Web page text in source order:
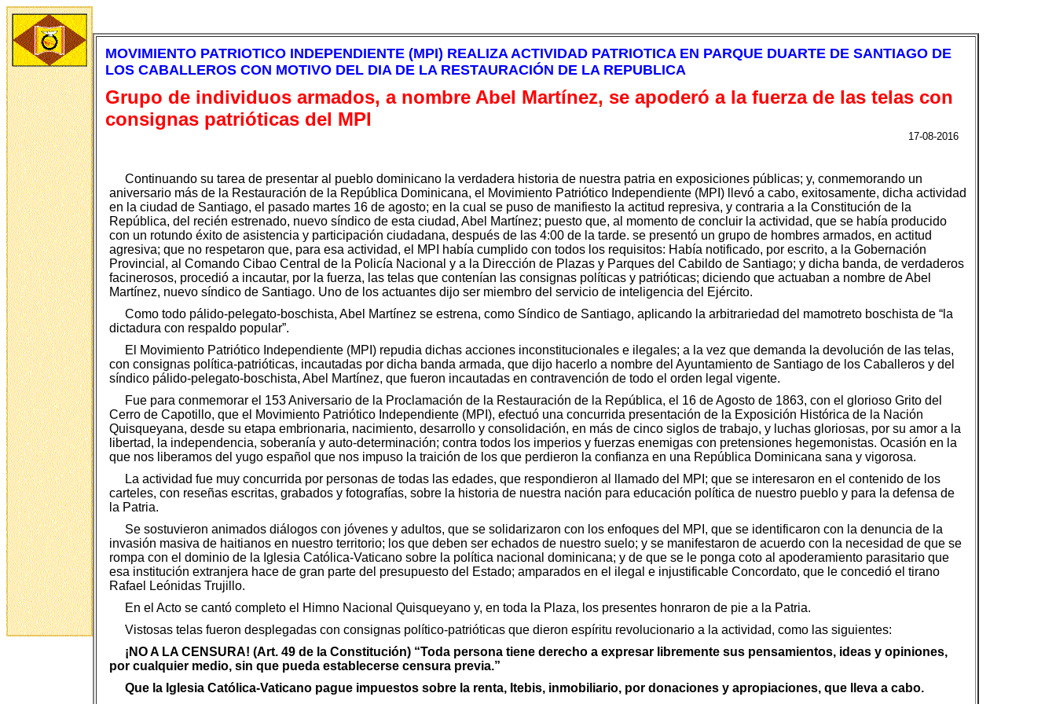
MOVIMIENTO PATRIOTICO INDEPENDIENTE (MPI) REALIZA ACTIVIDAD PATRIOTICA EN PARQUE DUARTE DE SANTIAGO DE
LOS CABALLEROS CON MOTIVO DEL DIA DE LA RESTAURACIÓN DE LA REPUBLICA
Grupo de individuos armados, a nombre Abel Martínez, se apoderó a la fuerza de las telas con
consignas patrióticas del MPI
17-08-2016
Continuando su tarea de presentar al pueblo dominicano la verdadera historia de nuestra patria en exposiciones públicas; y, conmemorando un
aniversario más de la Restauración de la República Dominicana, el Movimiento Patriótico Independiente (MPI) llevó a cabo, exitosamente, dicha actividad
en la ciudad de Santiago, el pasado martes 16 de agosto; en la cual se puso de manifiesto la actitud represiva, y contraria a la Constitución de la
República, del recién estrenado, nuevo síndico de esta ciudad, Abel Martínez; puesto que, al momento de concluir la actividad, que se había producido
con un rotundo éxito de asistencia y participación ciudadana, después de las 4:00 de la tarde. se presentó un grupo de hombres armados, en actitud
agresiva; que no respetaron que, para esa actividad, el MPI había cumplido con todos los requisitos: Había notificado, por escrito, a la Gobernación
Provincial, al Comando Cibao Central de la Policía Nacional y a la Dirección de Plazas y Parques del Cabildo de Santiago; y dicha banda, de verdaderos
facinerosos, procedió a incautar, por la fuerza, las telas que contenían las consignas políticas y patrióticas; diciendo que actuaban a nombre de Abel
Martínez, nuevo síndico de Santiago. Uno de los actuantes dijo ser miembro del servicio de inteligencia del Ejército.
Como todo pálido-pelegato-boschista, Abel Martínez se estrena, como Síndico de Santiago, aplicando la arbitrariedad del mamotreto boschista de “la
dictadura con respaldo popular”.
El Movimiento Patriótico Independiente (MPI) repudia dichas acciones inconstitucionales e ilegales; a la vez que demanda la devolución de las telas,
con consignas política-patrióticas, incautadas por dicha banda armada, que dijo hacerlo a nombre del Ayuntamiento de Santiago de los Caballeros y del
síndico pálido-pelegato-boschista, Abel Martínez, que fueron incautadas en contravención de todo el orden legal vigente.
Fue para conmemorar el 153 Aniversario de la Proclamación de la Restauración de la República, el 16 de Agosto de 1863, con el glorioso Grito del
Cerro de Capotillo, que el Movimiento Patriótico Independiente (MPI), efectuó una concurrida presentación de la Exposición Histórica de la Nación
Quisqueyana, desde su etapa embrionaria, nacimiento, desarrollo y consolidación, en más de cinco siglos de trabajo, y luchas gloriosas, por su amor a la
libertad, la independencia, soberanía y auto-determinación; contra todos los imperios y fuerzas enemigas con pretensiones hegemonistas. Ocasión en la
que nos liberamos del yugo español que nos impuso la traición de los que perdieron la confianza en una República Dominicana sana y vigorosa.
La actividad fue muy concurrida por personas de todas las edades, que respondieron al llamado del MPI; que se interesaron en el contenido de los
carteles, con reseñas escritas, grabados y fotografías, sobre la historia de nuestra nación para educación política de nuestro pueblo y para la defensa de
la Patria.
Se sostuvieron animados diálogos con jóvenes y adultos, que se solidarizaron con los enfoques del MPI, que se identificaron con la denuncia de la
invasión masiva de haitianos en nuestro territorio; los que deben ser echados de nuestro suelo; y se manifestaron de acuerdo con la necesidad de que se
rompa con el dominio de la Iglesia Católica-Vaticano sobre la política nacional dominicana; y de que se le ponga coto al apoderamiento parasitario que
esa institución extranjera hace de gran parte del presupuesto del Estado; amparados en el ilegal e injustificable Concordato, que le concedió el tirano
Rafael Leónidas Trujillo.
En el Acto se cantó completo el Himno Nacional Quisqueyano y, en toda la Plaza, los presentes honraron de pie a la Patria.
Vistosas telas fueron desplegadas con consignas político-patrióticas que dieron espíritu revolucionario a la actividad, como las siguientes:
¡NO A LA CENSURA! (Art. 49 de la Constitución) “Toda persona tiene derecho a expresar libremente sus pensamientos, ideas y opiniones,
por cualquier medio, sin que pueda establecerse censura previa.”
Que la Iglesia Católica-Vaticano pague impuestos sobre la renta, Itebis, inmobiliario, por donaciones y apropiaciones, que lleva a cabo.